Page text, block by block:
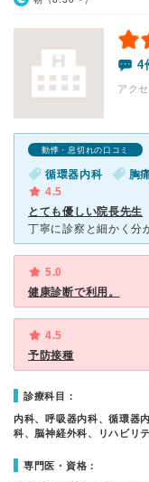
4
アク
動悸・息切れの口コミ
循環器内科
胸
4.5
とても優しい院長先生
5.0
健康診断で利用。
4.5
予防接種
診療科目：
内科、呼吸器内科、循環器
科、脳神経外科、リハビリ
専門医・資格：